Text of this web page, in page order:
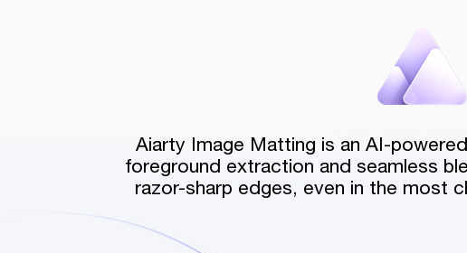
Aiarty Image Matting is an AI-
foreground extraction and seamless
razor-sharp edges, even in the most